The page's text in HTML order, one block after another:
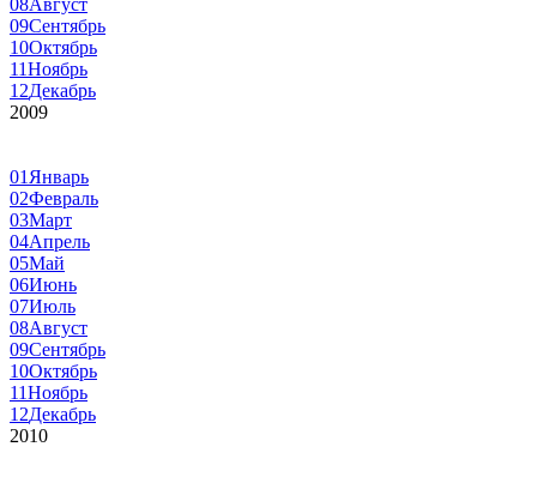
08Август
09Сентябрь
10Октябрь
11Ноябрь
12Декабрь
2009
01 Январь
02Февраль
03Март
04Апрель
05Май
06Июнь
07Июль
08Август
09Сентябрь
10Октябрь
11Ноябрь
12Декабрь
2010